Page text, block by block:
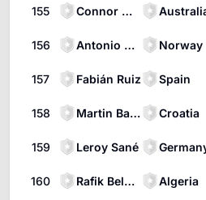
155 Connor Metcalfe
156 Antonio Nusa Norway
157 Fabián Ruiz Spain
158 Martin Baturina Croatia
159 Leroy Sané
160 Rafik Belghali Algeria